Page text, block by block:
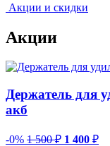
Акции и скидки
Акции
Держатель для
акб
-0% 1 500₽ 1 400 ₽